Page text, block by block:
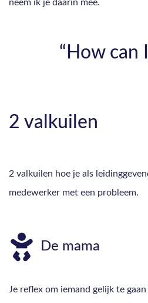
neem ik je daarin mee.
“How can
2 valkuilen
2 valkuilen hoe je als
medewerker met een probleem.
De mama
Je reflex om iemand gelijk te